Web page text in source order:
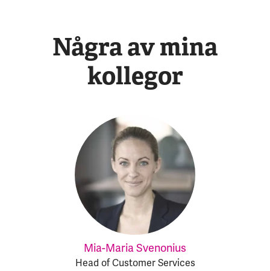
Några av mina
kollegor
Mia-Maria Svenonius
Head of Customer Services